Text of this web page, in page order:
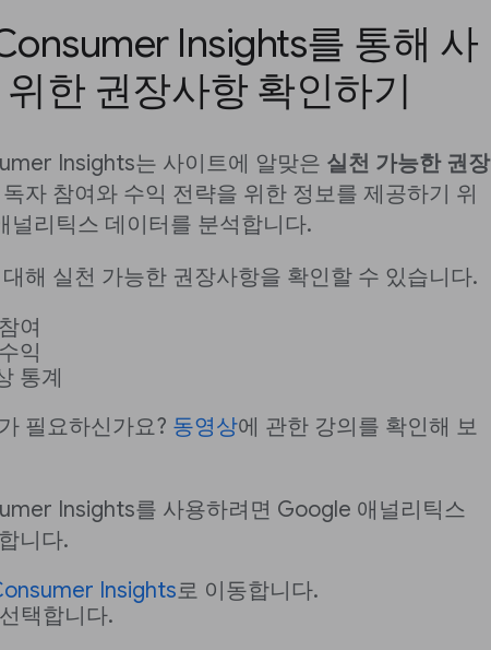
Insights를 통해 사
한 권장사항 확인하기
Insights는 사이트에 알맞은 실천 가능한 권장
자 참여와 수익 전략을 위한 정보를 제공하기 위
널리틱스 데이터를 분석합니다.
해 실천 가능한 권장사항을 확인할 수 있습니다.
여
익
통계
필요하신가요? 동영상에 관한 강의를 확인해 보
Insights를 사용하려면 Google 애널리틱스
니다.
Insights로 이동합니다.
택합니다.